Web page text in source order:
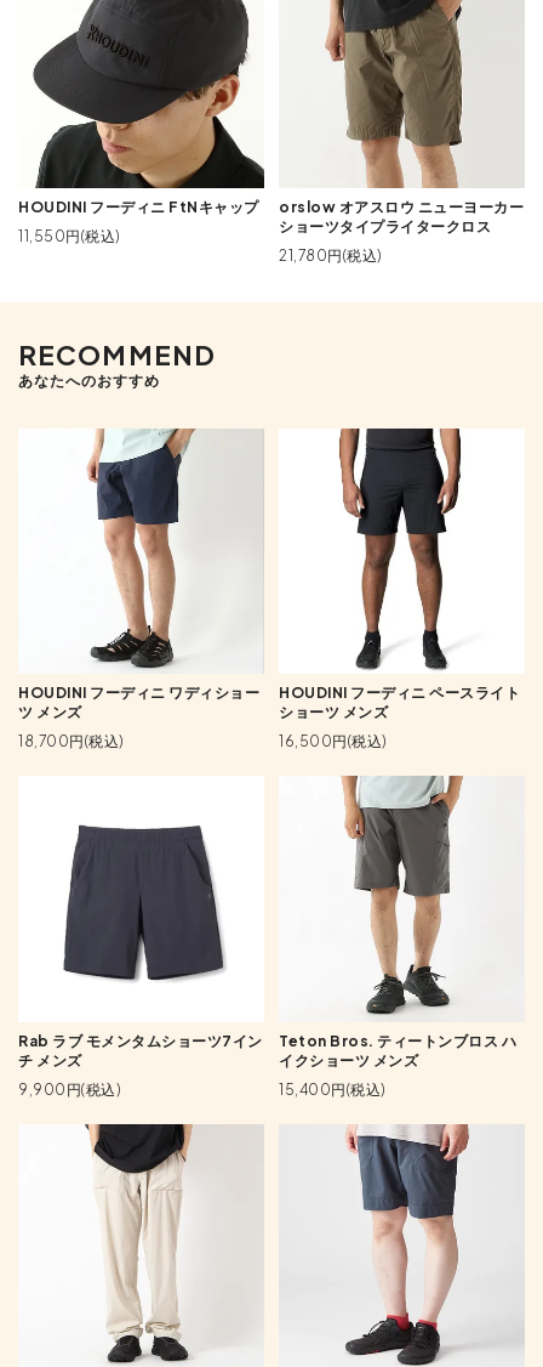
HOUDINI フーディニ FtNキャップ
11,550円(税込)
orslow オアスロウ ニューヨーカー
ショーツタイプライタークロス
21,780円(税込)
RECOMMEND
あなたへのおすすめ
HOUDINI フーディニ ワディショー
ツ メンズ
18,700円(税込)
HOUDINI フーディニ ペースライト
ショーツ メンズ
16,500円(税込)
Rab ラブ モメンタムショーツ7イン
チ メンズ
9,900円(税込)
Teton Bros. ティートンブロス ハ
イクショーツ メンズ
15,400円(税込)